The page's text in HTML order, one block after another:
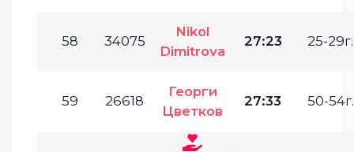
58 34075
Nikol
Dimitrova
27:23 25-29г.
59 26618
Георги
Цветков
27:33 50-54г.